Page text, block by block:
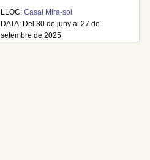
LLOC: Casal Mira-sol
DATA: Del 30 de juny al 27 de
setembre de 2025